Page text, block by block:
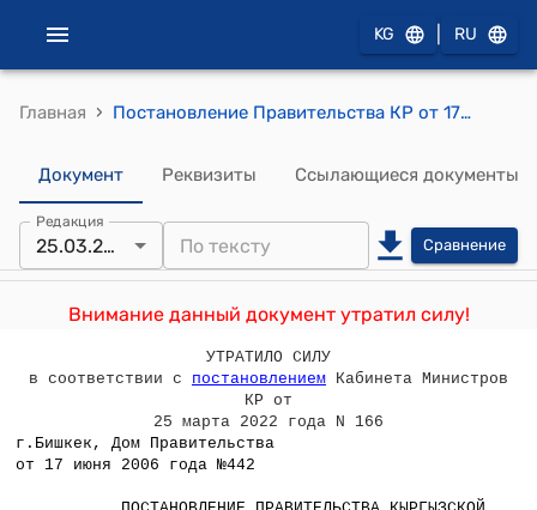
KG RU
Главная › Постановление Правительства КР от 17 июня 2006 года №442 "О заключении Правительства Кыргызской Республики на проект Закона Кыргызской Республики «О государственном регулировании и политике в области эмиссии и поглощения парниковых газов»
Документ Реквизиты Ссылающиеся документы
Редакция
25.03.2022 Сравнение
Внимание данный документ утратил силу!